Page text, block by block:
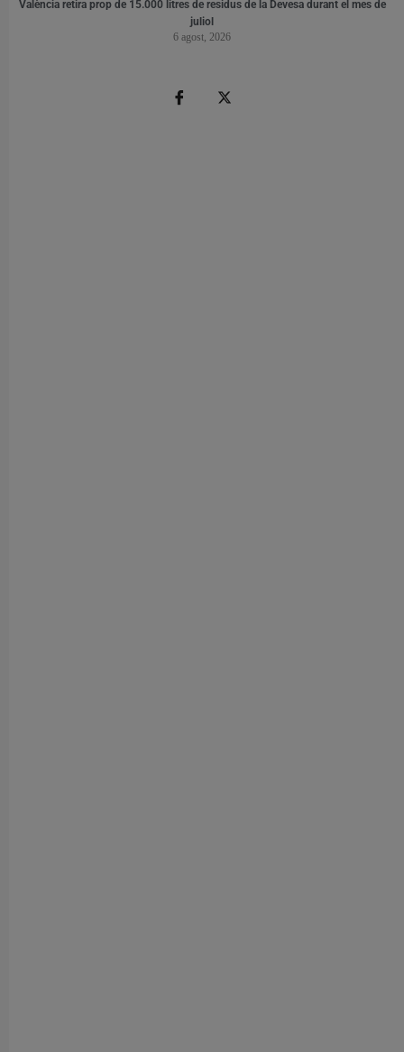
València retira prop de 15.000 litres de residus de la Devesa durant el mes de
juliol
6 agost, 2026